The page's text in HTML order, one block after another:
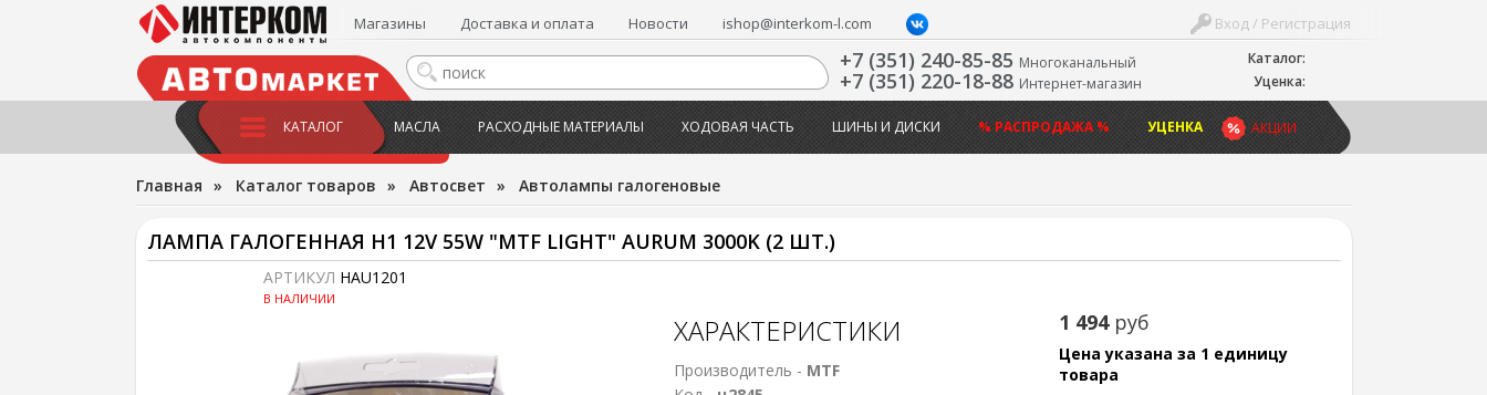
Каталог:
Уценка:
Вход / Регистрация
Магазины Доставка и оплата Новости ishop@interkom-l.com
+7 (351) 240-85-85 Многоканальный
+7 (351) 220-18-88 Интернет-магазин
АКЦИИ
КАТАЛОГ МАСЛА РАСХОДНЫЕ МАТЕРИАЛЫ ХОДОВАЯ ЧАСТЬ ШИНЫ И ДИСКИ % РАСПРОДАЖА % УЦЕНКА
Главная » Каталог товаров » Автосвет » Автолампы галогеновые
ЛАМПА ГАЛОГЕННАЯ H1 12V 55W "MTF LIGHT" AURUM 3000K (2 ШТ.)
АРТИКУЛ HAU1201
В НАЛИЧИИ
1 494 руб
Цена указана за 1 единицу
товара
ХАРАКТЕРИСТИКИ
Производитель - MTF